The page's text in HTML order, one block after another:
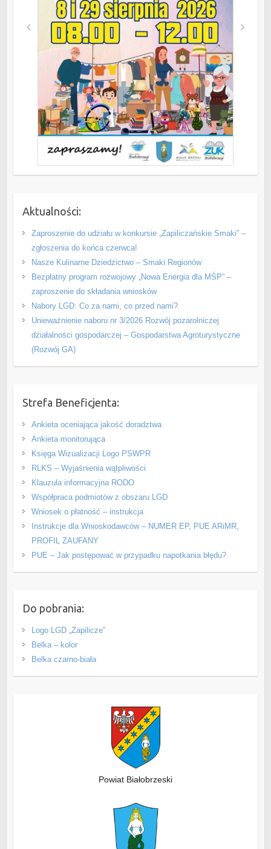
Aktualności:
Zaproszenie do udziału w konkursie „Zapiliczańskie Smaki” –
zgłoszenia do końca czerwca!
Nasze Kulinarne Dziedzictwo – Smaki Regionów
Bezpłatny program rozwojowy „Nowa Energia dla MŚP” –
zaproszenie do składania wniosków
Nabory LGD: Co za nami, co przed nami?
Unieważnienie naboru nr 3/2026 Rozwój pozarolniczej
działalności gospodarczej – Gospodarstwa Agroturystyczne
(Rozwój GA)
Strefa Beneficjenta:
Ankieta oceniająca jakość doradztwa
Ankieta monitorująca
Księga Wizualizacji Logo PSWPR
RLKS – Wyjaśnienia wątpliwości
Klauzula informacyjna RODO
Współpraca podmiotów z obszaru LGD
Wniosek o płatność – instrukcja
Instrukcje dla Wnioskodawców – NUMER EP, PUE ARiMR,
PROFIL ZAUFANY
PUE – Jak postępować w przypadku napotkania błędu?
Do pobrania:
Logo LGD „Zapilicze”
Belka – kolor
Belka czarno-biała
Powiat Białobrzeski